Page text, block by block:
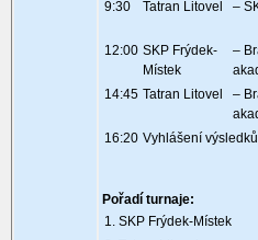
9:30
Tatran Litovel –
12:00 SKP Frýdek-
Místek
–
14:45 Tatran Litovel
–
16:20 Vyhlášení výsledků
Pořadí turnaje:
1. SKP Frýdek-Místek